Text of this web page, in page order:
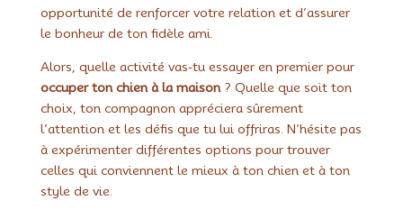
opportunité de renforcer votre relation et d’assurer
le bonheur de ton fidèle ami.
Alors, quelle activité vas-tu essayer en premier pour
occuper ton chien à la maison? Quelle que soit ton
choix, ton compagnon appréciera sûrement
l’attention et les défis que tu lui offriras. N’hésite pas
à expérimenter différentes options pour trouver
celles qui conviennent le mieux à ton chien et à ton
style de vie.